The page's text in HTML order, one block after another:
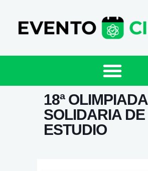
18ª OLIMPIADA
SOLIDARIA DE
ESTUDIO